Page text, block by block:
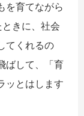
を育てながら
きに、社会
てくれるの
ばして、「育
ッとはします